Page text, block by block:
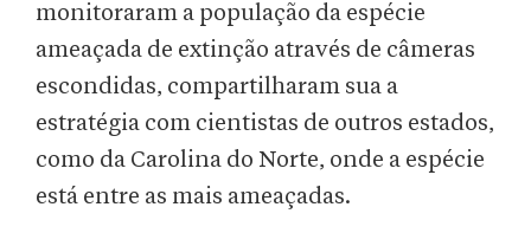
monitoraram a população da espécie
ameaçada de extinção através de câmeras
escondidas, compartilharam sua a
estratégia com cientistas de outros estados,
como da Carolina do Norte, onde a espécie
está entre as mais ameaçadas.